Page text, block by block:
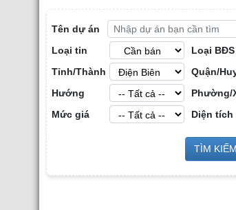
Tên dự án
Loại tin
Loại BĐS
Tỉnh/Thành
Quận/
Hướng
Phường/
Mức giá
Diện tích
TÌM KIẾM
Sàn Môi Giới Bất Động Sản Công